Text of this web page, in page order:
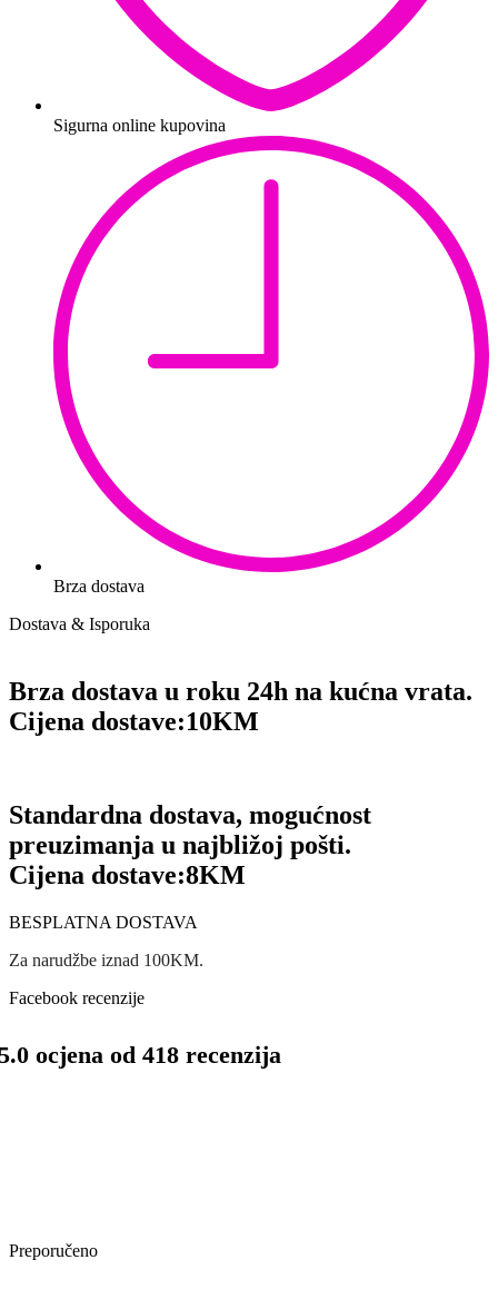
Sigurna online kupovina
Brza dostava
Dostava & Isporuka
Brza dostava u roku 24h na kućna vrata.
Cijena dostave:10KM
Standardna dostava, mogućnost
preuzimanja u najbližoj pošti.
Cijena dostave:8KM
BESPLATNA DOSTAVA
Za narudžbe iznad 100KM.
Facebook recenzije
ocjena od 418 recenzija
Preporučeno